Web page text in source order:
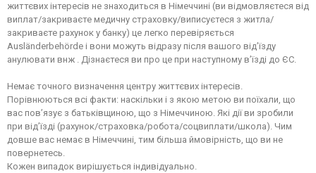
життєвих інтересів не знаходиться в Німеччині (ви відмовляєтеся від
виплат/закриваєте медичну страховку/виписуєтеся з житла/
закриваєте рахунок у банку) це легко перевіряється
Ausländerbehörde і вони можуть відразу після вашого від’їзду
анулювати внж . Дізнаєтеся ви про це при наступному в’їзді до ЄС.
Немає точного визначення центру життєвих інтересів.
Порівнюються всі факти: наскільки і з якою метою ви поїхали, що
вас пов’язує з батьківщиною, що з Німеччиною. Які дії ви зробили
при від’їзді (рахунок/страховка/робота/соцвиплати/школа). Чим
довше вас немає в Німеччині, тим більша ймовірність, що ви не
повернетесь.
Кожен випадок вирішується індивідуально.